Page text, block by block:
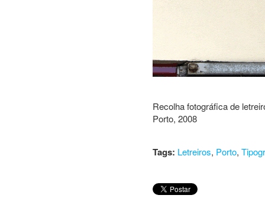
Recolha fotográfica de
Porto, 2008
Tags: Letreiros, Porto,